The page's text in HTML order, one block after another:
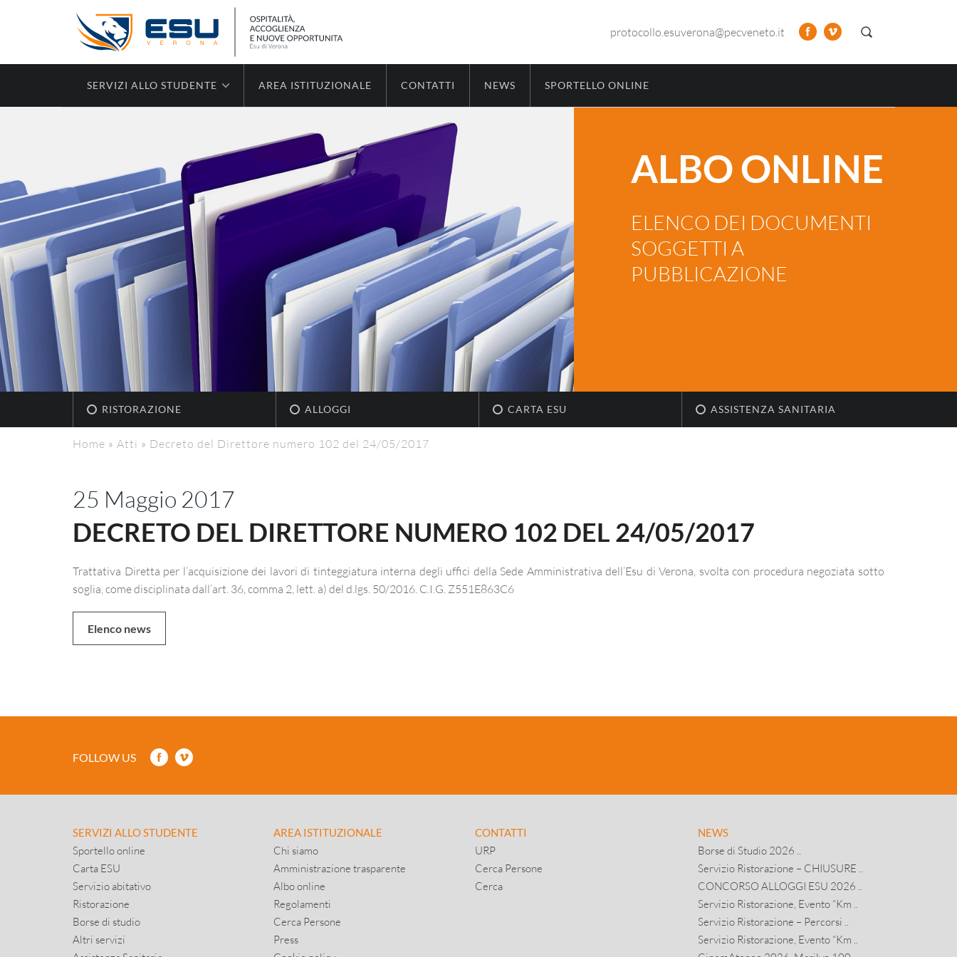
protocollo.esuverona@pecveneto.it
SERVIZI ALLO STUDENTE AREA ISTITUZIONALE CONTATTI NEWS SPORTELLO ONLINE
ALBO ONLINE
ELENCO DEI DOCUMENTI
SOGGETTI A
PUBBLICAZIONE
RISTORAZIONE ALLOGGI CARTA ESU ASSISTENZA SANITARIA
Home » Atti » Decreto del Direttore numero 102 del 24/05/2017
25 Maggio 2017
DECRETO DEL DIRETTORE NUMERO 102 DEL 24/05/2017
Trattativa Diretta per l’acquisizione dei lavori di tinteggiatura interna degli uffici della Sede Amministrativa dell’Esu di Verona, svolta con procedura negoziata sotto
soglia, come disciplinata dall’art. 36, comma 2, lett. a) del d.lgs. 50/2016. C.I.G. Z551E863C6
Elenco news
FOLLOW US
SERVIZI ALLO STUDENTE
Sportello online
Carta ESU
Servizio abitativo
Ristorazione
Borse di studio
Altri servizi
AREA ISTITUZIONALE
Chi siamo
Amministrazione trasparente
Albo online
Regolamenti
Cerca Persone
Press
CONTATTI
URP
Cerca Persone
Cerca
NEWS
Borse di Studio 2026 ..
Servizio Ristorazione – CHIUSURE ..
CONCORSO ALLOGGI ESU 2026 ..
Servizio Ristorazione, Evento “Km ..
Servizio Ristorazione – Percorsi ..
Servizio Ristorazione, Evento “Km ..